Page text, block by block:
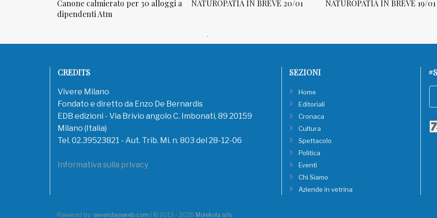
Canone calmierato per 30 alloggi a
dipendenti Atm
NATUROPATIA IN BREVE 20/01 NATUROPATIA IN BREVE 19/01
CREDITS
Vivere Milano
Fondato e diretto da Enzo De Bernardis
EDB edizioni - Via Brivio angolo C. Imbonati, 89 20159
Milano (Italia)
Tel. 02.39523821 - Aut. Trib. Mi. n. 803 del 28-12-06
Informativa sulla privacy
SEZIONI
Home
Editoriali
Cronaca
Cultura
Spettacolo
Politica
Eventi
Chi Siamo
Aziende in vetrina
Powered by: sevendaysweb.com | © 2013 - 2026 Molekola srls